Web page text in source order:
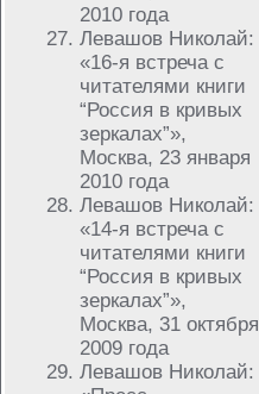
2010 года
Левашов Николай:
«16-я встреча с
читателями книги
“Россия в кривых
зеркалах”»,
Москва, 23 января
2010 года
Левашов Николай:
«14-я встреча с
читателями книги
“Россия в кривых
зеркалах”»,
Москва, 31 октября
2009 года
Левашов Николай: